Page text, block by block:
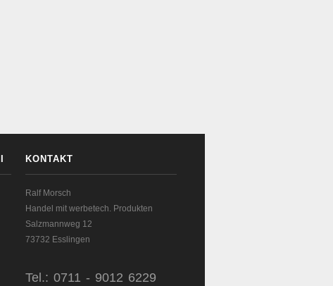
KONTAKT
Ralf Morsch
Handel mit werbetech. Produkten
Salzmannweg 12
73732 Esslingen
Tel.: 0711 - 9012 6229